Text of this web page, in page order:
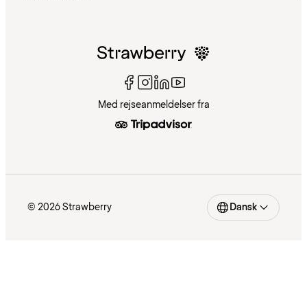
Med rejseanmeldelser fra
© 2026 Strawberry Dansk